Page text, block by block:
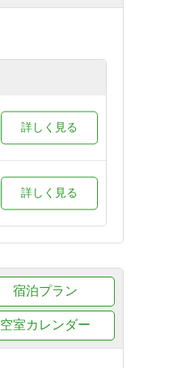
詳しく見る
詳しく見る
詳しく見る
詳しく見る
詳しく見る
詳しく見る
宿泊プラン
空室カレンダー